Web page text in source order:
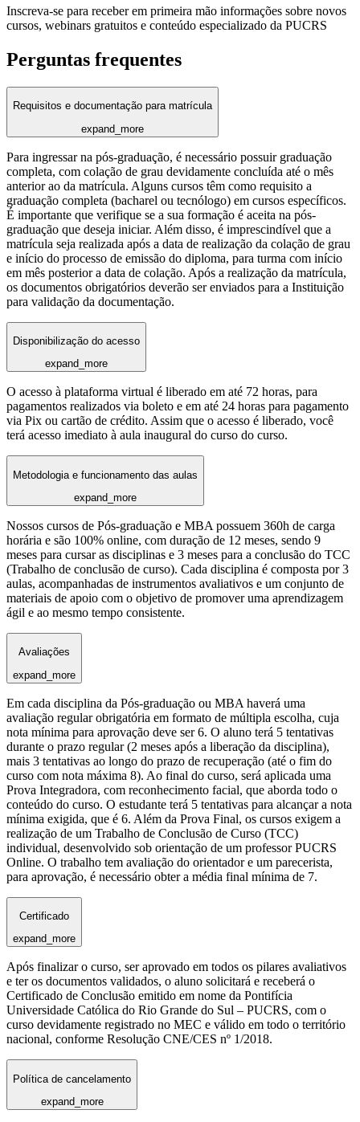
Inscreva-se para receber em primeira mão informações sobre novos
cursos, webinars gratuitos e conteúdo especializado da PUCRS
Perguntas frequentes
Requisitos e documentação para matrícula
expand_more
Para ingressar na pós-graduação, é necessário possuir graduação
completa, com colação de grau devidamente concluída até o mês
anterior ao da matrícula. Alguns cursos têm como requisito a
graduação completa (bacharel ou tecnólogo) em cursos específicos.
É importante que verifique se a sua formação é aceita na pós-
graduação que deseja iniciar. Além disso, é imprescindível que a
matrícula seja realizada após a data de realização da colação de grau
e início do processo de emissão do diploma, para turma com início
em mês posterior a data de colação. Após a realização da matrícula,
os documentos obrigatórios deverão ser enviados para a Instituição
para validação da documentação.
Disponibilização do acesso
expand_more
O acesso à plataforma virtual é liberado em até 72 horas, para
pagamentos realizados via boleto e em até 24 horas para pagamento
via Pix ou cartão de crédito. Assim que o acesso é liberado, você
terá acesso imediato à aula inaugural do curso do curso.
Metodologia e funcionamento das aulas
expand_more
Nossos cursos de Pós-graduação e MBA possuem 360h de carga
horária e são 100% online, com duração de 12 meses, sendo 9
meses para cursar as disciplinas e 3 meses para a conclusão do TCC
(Trabalho de conclusão de curso). Cada disciplina é composta por 3
aulas, acompanhadas de instrumentos avaliativos e um conjunto de
materiais de apoio com o objetivo de promover uma aprendizagem
ágil e ao mesmo tempo consistente.
Avaliações
expand_more
Em cada disciplina da Pós-graduação ou MBA haverá uma
avaliação regular obrigatória em formato de múltipla escolha, cuja
nota mínima para aprovação deve ser 6. O aluno terá 5 tentativas
durante o prazo regular (2 meses após a liberação da disciplina),
mais 3 tentativas ao longo do prazo de recuperação (até o fim do
curso com nota máxima 8). Ao final do curso, será aplicada uma
Prova Integradora, com reconhecimento facial, que aborda todo o
conteúdo do curso. O estudante terá 5 tentativas para alcançar a nota
mínima exigida, que é 6. Além da Prova Final, os cursos exigem a
realização de um Trabalho de Conclusão de Curso (TCC)
individual, desenvolvido sob orientação de um professor PUCRS
Online. O trabalho tem avaliação do orientador e um parecerista,
para aprovação, é necessário obter a média final mínima de 7.
Certificado
expand_more
Após finalizar o curso, ser aprovado em todos os pilares avaliativos
e ter os documentos validados, o aluno solicitará e receberá o
Certificado de Conclusão emitido em nome da Pontifícia
Universidade Católica do Rio Grande do Sul – PUCRS, com o
curso devidamente registrado no MEC e válido em todo o território
nacional, conforme Resolução CNE/CES nº 1/2018.
Política de cancelamento
expand_more